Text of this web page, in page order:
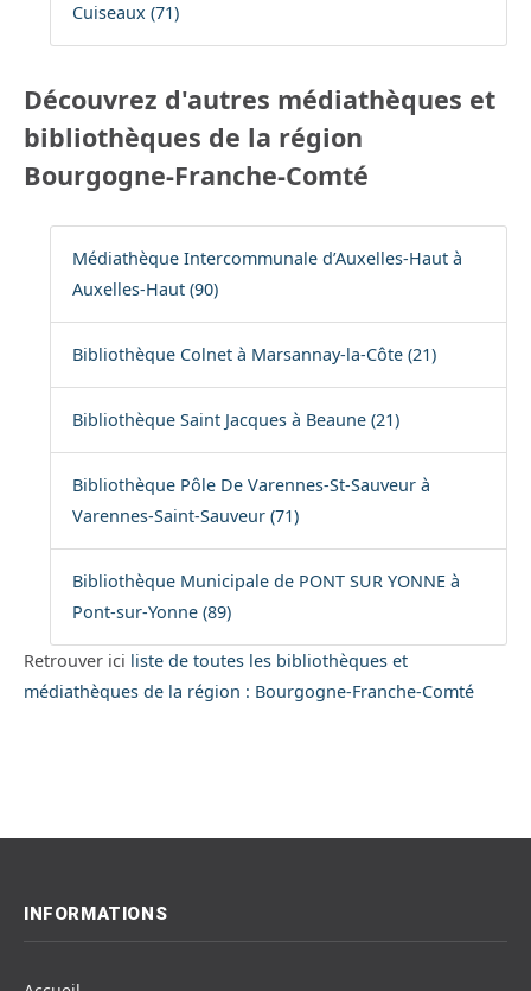
Cuiseaux (71)
Découvrez d'autres médiathèques et
bibliothèques de la région
Bourgogne-Franche-Comté
Médiathèque Intercommunale d’Auxelles-Haut à
Auxelles-Haut (90)
Bibliothèque Colnet à Marsannay-la-Côte (21)
Bibliothèque Saint Jacques à Beaune (21)
Bibliothèque Pôle De Varennes-St-Sauveur à
Varennes-Saint-Sauveur (71)
Bibliothèque Municipale de PONT SUR YONNE à
Pont-sur-Yonne (89)
Retrouver ici liste de toutes les bibliothèques et
médiathèques de la région : Bourgogne-Franche-Comté
INFORMATIONS